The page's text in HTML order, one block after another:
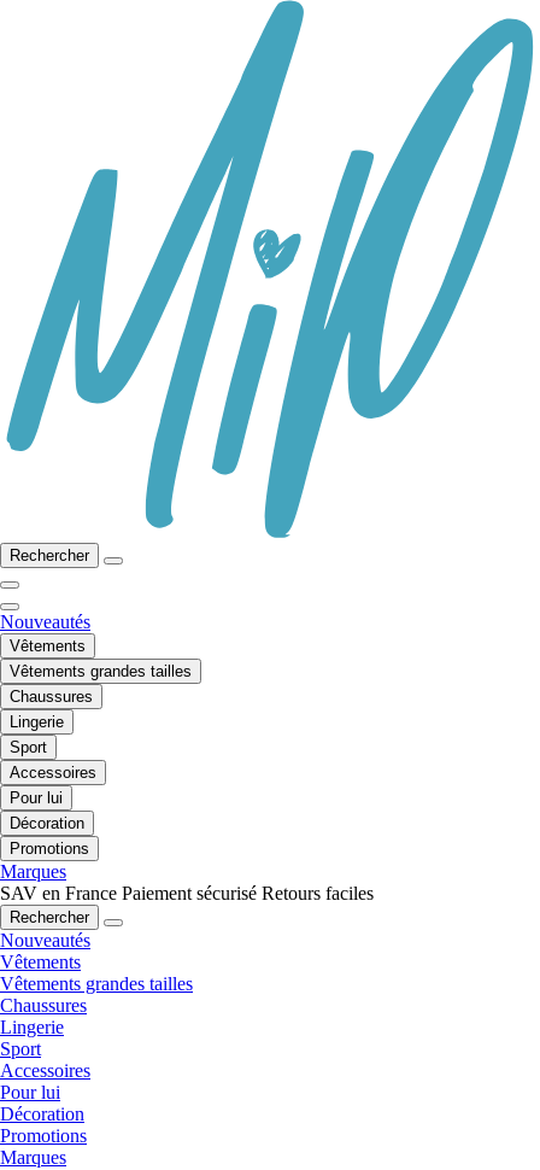
Rechercher
Nouveautés
Vêtements
Vêtements grandes tailles
Chaussures
Lingerie
Sport
Accessoires
Pour lui
Décoration
Promotions
Marques
SAV en France Paiement sécurisé Retours faciles
Rechercher
Nouveautés
Vêtements
Vêtements grandes tailles
Chaussures
Lingerie
Sport
Accessoires
Pour lui
Décoration
Promotions
Marques